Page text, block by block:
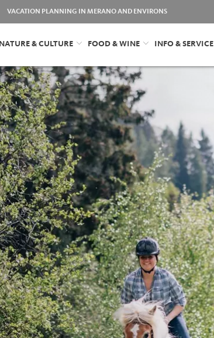
VACATION PLANNING IN MERANO AND ENVIRONS
NATURE & CULTURE FOOD & WINE INFO & SERVICE